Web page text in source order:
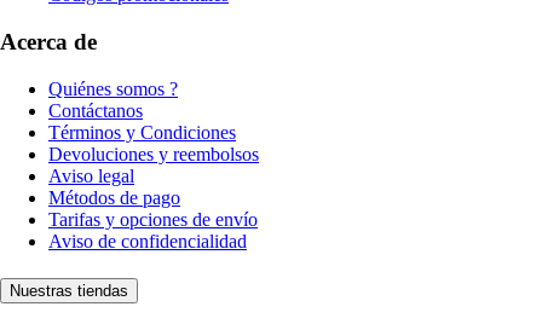
Acerca de
Quiénes somos ?
Contáctanos
Términos y Condiciones
Devoluciones y reembolsos
Aviso legal
Métodos de pago
Tarifas y opciones de envío
Aviso de confidencialidad
Nuestras tiendas